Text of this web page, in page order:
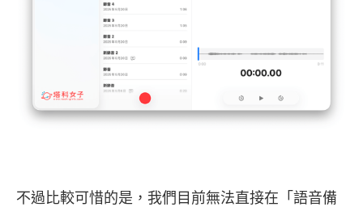
不過比較可惜的是，我們目前無法直接在「語音備